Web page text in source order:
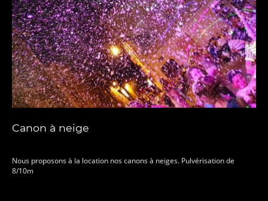
Canon à neige
Nous proposons à la location nos canons à neiges. Pulvérisation de
8/10m